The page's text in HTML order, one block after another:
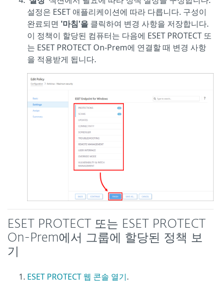
설정은 ESET 애플리케이션에 따라 다릅니다. 구성이
완료되면 '마침'을 클릭하여 변경 사항을 저장합니다.
이 정책이 할당된 컴퓨터는 다음에 ESET PROTECT 또
는 ESET PROTECT On-Prem에 연결할 때 변경 사항
을 적용받게 됩니다.
ESET PROTECT 또는 ESET PROTECT
On-Prem에서 그룹에 할당된 정책 보
기
ESET PROTECT 웹 콘솔 열기.